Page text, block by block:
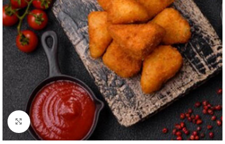
Clic para ampliar